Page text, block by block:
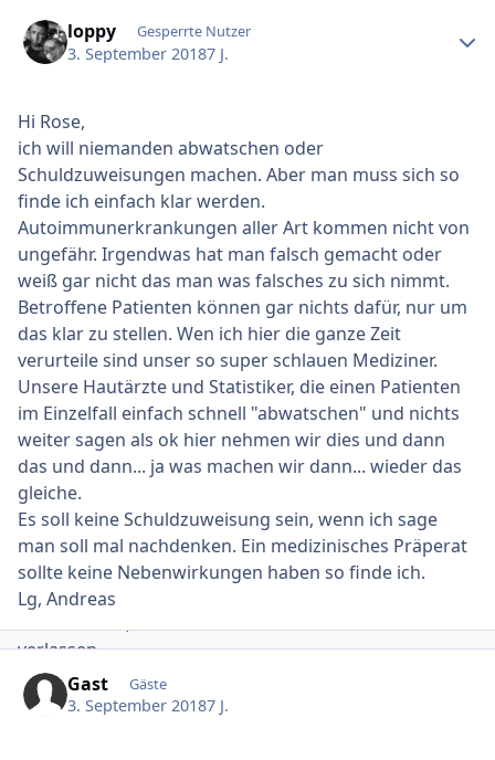
Intimzone sowie meine Kopfhaut ausgebreitet.
Der Krankenhausaufenthalt war der Horror. Man
überhaupt behandelt wurde, der Begriff ist noch sehr
nett ausgdrückt). Die Assistenzärzte, die teilweise
noch nichtmal richtig Deutsch konnten, sagten
wörtlich es sei "lächerlich, dass ich mit so einem
"geringen" Befall statinär dort" wäre und dass es
"peinlich" wäre, dass die anderen Hautärzte mir nicht
helfen konnten. Das war ein Eigentor, da mir im
Krankenhaus auch keiner helfen konnte. Mir wurde
Folgendes verordnet:
Eine Cremé, die mit F beginnt (leider habe ich den
Namen vergessen) morgens und Daivonex abends.
Lustigerweise steht im Krankenhausbrief, dass eine
Behandlung mit völlig anderen Medikamenten
fortgeführt werden soll, die ich im Krankenhaus nie
erhalten habe und von denen ich noch nie etwas
gehört habe.
Und zwar " Dermatop Fettsalbe" abends und "Silkis
Salbe" morgens. Ich hoffe, es handelt sich um
Austauschprodukte, aber da die Hälfte meines Briefes
verlassen.
Des Weiteren wurden meine Werte vertauscht und in
meinem Brief steht irgendwas von
loppy Gesperrte Nutzer
3. September 20187 J.
Hi Rose,
ich will niemanden abwatschen oder
Schuldzuweisungen machen. Aber man muss sich so
finde ich einfach klar werden.
Autoimmunerkrankungen aller Art kommen nicht von
ungefähr. Irgendwas hat man falsch gemacht oder
weiß gar nicht das man was falsches zu sich nimmt.
Betroffene Patienten können gar nichts dafür, nur um
das klar zu stellen. Wen ich hier die ganze Zeit
verurteile sind unser so super schlauen Mediziner.
Unsere Hautärzte und Statistiker, die einen Patienten
im Einzelfall einfach schnell "abwatschen" und nichts
weiter sagen als ok hier nehmen wir dies und dann
das und dann... ja was machen wir dann... wieder das
gleiche.
Es soll keine Schuldzuweisung sein, wenn ich sage
man soll mal nachdenken. Ein medizinisches Präperat
sollte keine Nebenwirkungen haben so finde ich.
Lg, Andreas
Gast Gäste
3. September 20187 J.